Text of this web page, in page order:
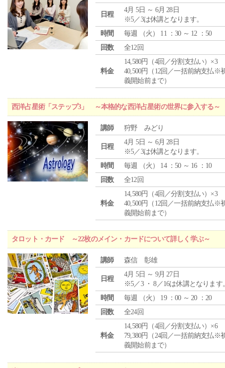
日程
4月 5日 ～ 6月 28日
※5／3は休講となります。
時間
毎週 （火 ） 11 ：30 ～ 12 ：50
回数
全12回
料金
14,580円（4回／分割支払い）×3
40,500円（12回／一括前納支払※
義開始前まで）
西洋占星術「ステップ3」 ～本格的な西洋占星術の世界に参入する～
講師 狩野 みどり
日程
4月 5日 ～ 6月 28日
※5／3は休講となります。
時間
毎週 （火 ） 14 ：50 ～ 16 ：10
回数
全12回
料金
14,580円（4回／分割支払い）×3
40,500円（12回／一括前納支払※
義開始前まで）
タロット・カード ～22枚のメイン・カードについて詳しく学ぶ～
講師 森信 彰雄
日程
4月 5日 ～ 9月 27日
※5／3 ・ 8／16は休講となります
時間
毎週 （火 ） 19 ：00 ～ 20 ：20
回数
全24回
料金
14,580円（4回／分割支払い）×6
79,380円（24回／一括前納支払※
義開始前まで）